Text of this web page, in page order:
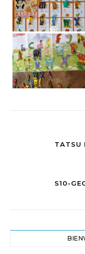
TATSU
S10-